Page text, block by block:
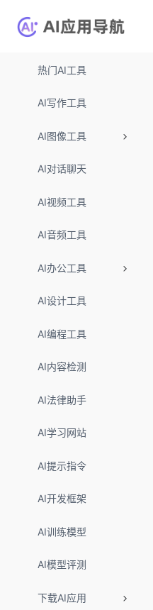
热门AI工具
AI写作工具
AI图像工具
AI对话聊天
AI视频工具
AI音频工具
AI办公工具
AI设计工具
AI编程工具
AI内容检测
AI法律助手
AI学习网站
AI提示指令
AI开发框架
AI训练模型
AI模型评测
下载AI应用